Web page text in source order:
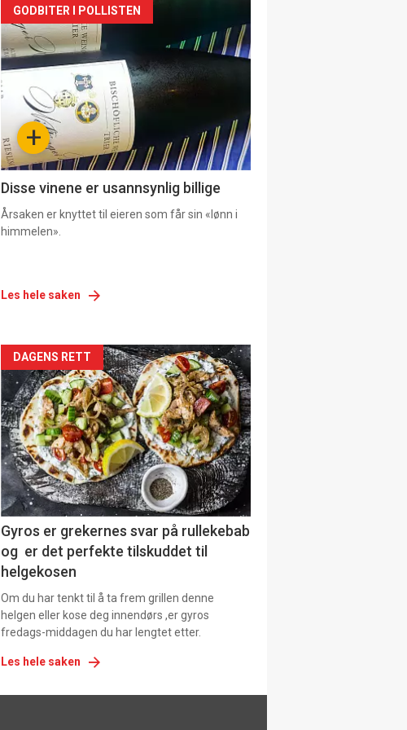
Forsiden
akkurat
nå
3 +
GODBITER I POLLISTEN
Disse vinene er usannsynlig billige
Årsaken er knyttet til eieren som får sin «lønn i
himmelen».
Les hele saken
Forsiden
akkurat
nå
-
6
DAGENS RETT
Gyros er grekernes svar på rullekebab
og er det perfekte tilskuddet til
helgekosen
Om du har tenkt til å ta frem grillen denne
helgen eller kose deg innendørs ,er gyros
fredags-middagen du har lengtet etter.
Les hele saken